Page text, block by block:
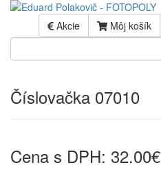
Akcie Môj košík
Číslovačka 07010
Cena s DPH: 32.00€